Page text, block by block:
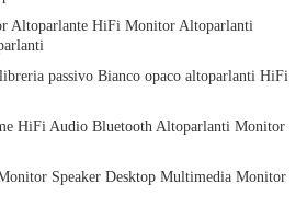
Altoparlante HiFi Monitor Altoparlanti
passivo Bianco opaco altoparlanti HiFi
HiFi Audio Bluetooth Altoparlanti Monitor
Speaker Desktop Multimedia Monitor